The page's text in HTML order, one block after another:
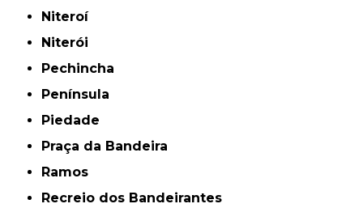
Niteroí
Niterói
Pechincha
Península
Piedade
Praça da Bandeira
Ramos
Recreio dos Bandeirantes